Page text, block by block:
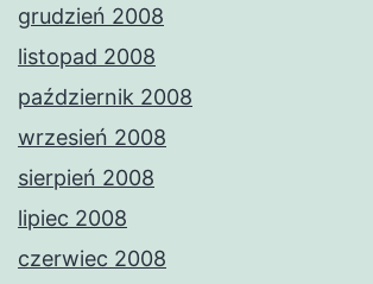
grudzień 2008
listopad 2008
październik 2008
wrzesień 2008
sierpień 2008
lipiec 2008
czerwiec 2008